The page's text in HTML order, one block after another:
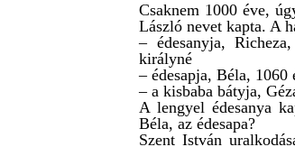
Csaknem 1000 éve,
László nevet kapta. A
– édesanyja,
királyné
– édesapja, Béla,
– a kisbaba bátyja,
A lengyel édesanya
Béla, az édesapa?
Szent István